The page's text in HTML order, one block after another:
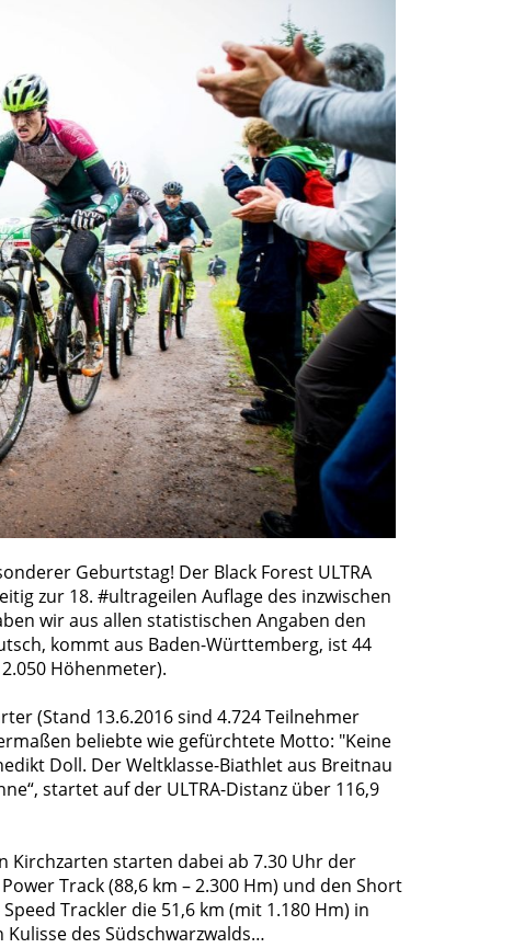
Geburtstag! Der Black Forest ULTRA
zur 18. #ultrageilen Auflage des inzwischen
wir aus allen statistischen Angaben den
kommt aus Baden-Württemberg, ist 44
Höhenmeter).
(Stand 13.6.2016 sind 4.724 Teilnehmer
beliebte wie gefürchtete Motto: "Keine
Doll. Der Weltklasse-Biathlet aus Breitnau
startet auf der ULTRA-Distanz über 116,9
Kirchzarten starten dabei ab 7.30 Uhr der
Track (88,6 km – 2.300 Hm) und den Short
Trackler die 51,6 km (mit 1.180 Hm) in
des Südschwarzwalds…